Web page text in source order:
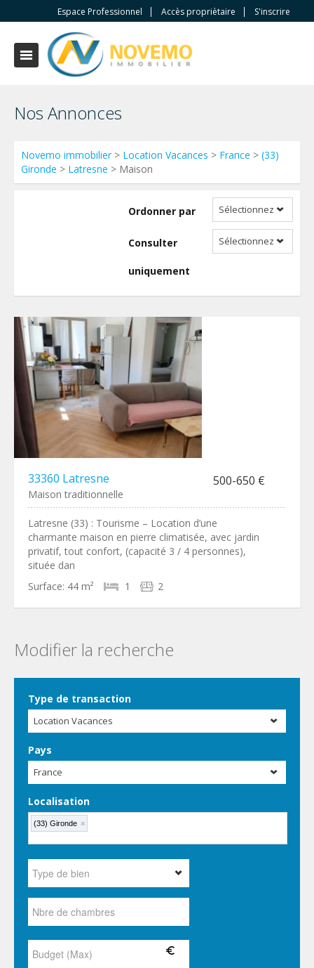
Espace Professionnel Accès propriètaire S'inscrire
Nos Annonces
Novemo immobilier> Location Vacances > France > (33)
Gironde > Latresne > Maison
Ordonner par Sélectionnez
Consulter
uniquement
Sélectionnez
33360 Latresne 500-650 €
Maison traditionnelle
Latresne (33) : Tourisme – Location d’une
charmante maison en pierre climatisée, avec jardin
privatif, tout confort, (capacité 3 / 4 personnes),
située dan
Surface: 44 m² 1 2
Modifier la recherche
Type de transaction
Location Vacances
Pays
France
Localisation
(33) Gironde ×